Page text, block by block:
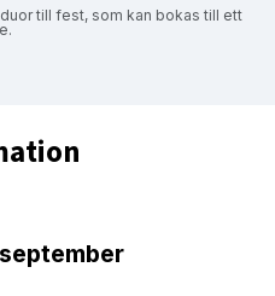
till fest, som kan bokas till ett